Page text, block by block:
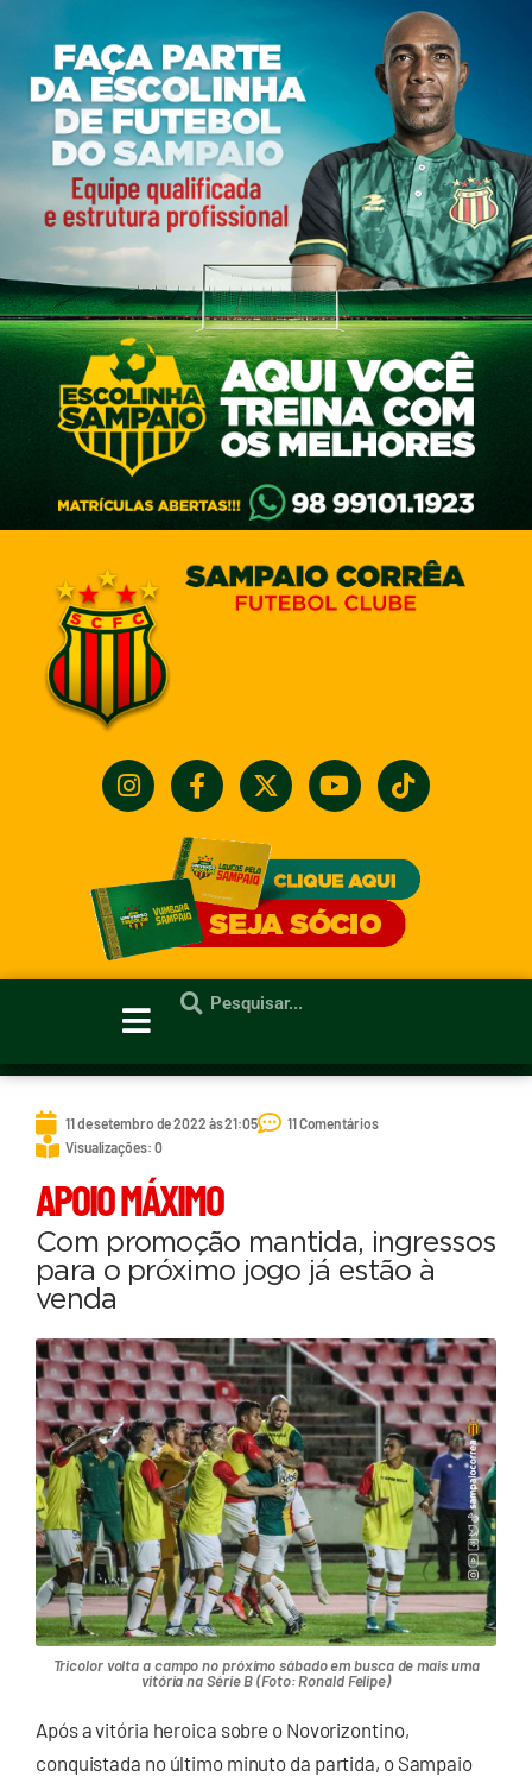
11 de setembro de 2022 às 21:05
11 Comentários
Visualizações: 0
APOIO MÁXIMO
Com promoção mantida, ingressos
para o próximo jogo já estão à
venda
Tricolor volta a campo no próximo sábado em busca de mais uma
vitória na Série B (Foto: Ronald Felipe)
Após a vitória heroica sobre o Novorizontino,
conquistada no último minuto da partida, o Sampaio